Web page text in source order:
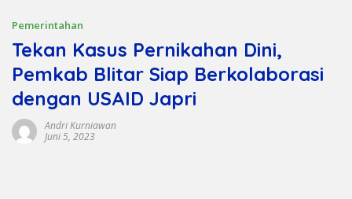
Pemerintahan
Tekan Kasus Pernikahan Dini,
Pemkab Blitar Siap Berkolaborasi
dengan USAID Japri
Andri Kurniawan
Juni 5, 2023